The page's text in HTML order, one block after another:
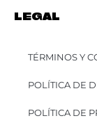
LEGAL
TÉRMINOS Y
POLÍTICA DE
POLÍTICA DE